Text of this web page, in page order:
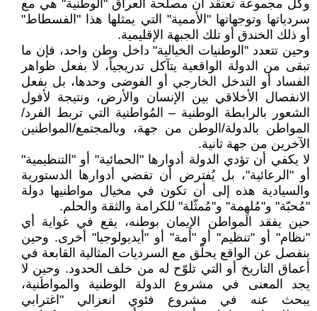
وكل مجموعة تعتقد أن مصلحة العراق "الوطنية" هي مع
سردياتها وتوجهاتها "الأممية" التي يمثلها هذا "الفسطاط"
أو ذلك الخندق أو تلك الجبهة الإقليمية.
وحين تتعدد "الوطنيات الخيالية" داخل وطن واحد، فإن ما
تبقى من الدولة الواقعية يتآكل تدريجياً، لا بفعل ظواهر
الفساد أو التدخل الخارجي أو الفوضى وحدها، بل بفعل
الانفصال الأخلاقي بين الإنسان والأرض، ونتيجة لأفول
الشعور بالرابطة الوطنية – المُواطنية التي تربط الفرد/
المواطن بالدولة/الوطن من جهة، وبالمجتمع/المواطنين
الآخرين من جهة ثانية.
لا يكفي أن تؤدي الدولة أدوارها "الحمائية" أو "التنظيمية"
أو "الرعائية"، بل يُفترض أن تفضي أدوارها الدستورية
والسيادية هذه إلى أن تكون في مخيال مواطنيها دولة
"مُحبّة" و"مُلهِمة" و"مُمثّلة" للكرامة والثقة والحلم.
حين يفقد المواطن الإيمان بوطنه، يقع في غواية أي
"نظام" أو "تنظيم" أو "أمة" أو "أيديولوجيا" أخرى. وحين
ينفصل عن الواقع يحلّق مع السرديات المثالية القابعة في
أعماق التاريخ أو التي تلوّح له من خلف الحدود. وحين لا
يجد المعنى في مشروع الدولة الوطنية والمواطَنية،
يبحث عنه في مشروع فئوي انعزالي "اغترابي